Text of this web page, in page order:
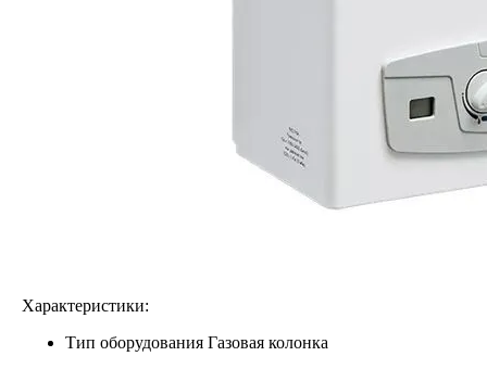
Характеристики:
Тип оборудования Газовая колонка